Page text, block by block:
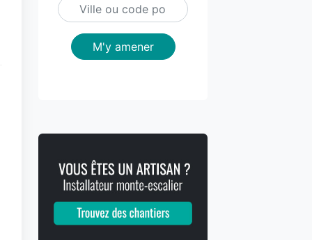
M'y amener